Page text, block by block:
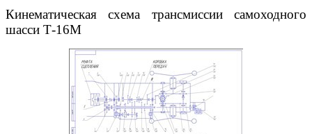
Кинематическая схема трансмиссии самоходного
шасси Т-16М